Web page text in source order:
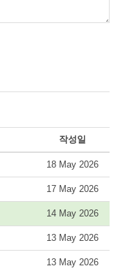
작성일
18 May 2026
17 May 2026
14 May 2026
13 May 2026
13 May 2026